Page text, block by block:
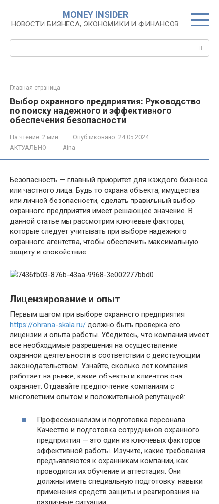
контенту
MONEY INSIDER
НОВОСТИ БИЗНЕСА, ЭКОНОМИКИ И ФИНАНСОВ
Главная страница
Выбор охранного предприятия: Руководство
по поиску надежного и эффективного
обеспечения безопасности
На чтение: 2 мин Опубликовано: 24.05.2024
АКТУАЛЬНО
Aina
Безопасность — главный приоритет для каждого бизнеса
или частного лица. Будь то охрана объекта, имущества
или личной безопасности, сделать правильный выбор
охранного предприятия имеет решающее значение. В
данной статье мы рассмотрим ключевые факторы,
которые следует учитывать при выборе надежного
охранного агентства, чтобы обеспечить максимальную
защиту и спокойствие.
Лицензирование и опыт
Первым шагом при выборе охранного предприятия
https://ohrana-skala.ru/ должно быть проверка его
лицензии и опыта работы. Убедитесь, что компания имеет
все необходимые разрешения на осуществление
охранной деятельности в соответствии с действующим
законодательством. Узнайте, сколько лет компания
работает на рынке, какие объекты и клиентов она
охраняет. Отдавайте предпочтение компаниям с
многолетним опытом и положительной репутацией:
Профессионализм и подготовка персонала.
Качество и подготовка сотрудников охранного
предприятия — это один из ключевых факторов
эффективной работы. Изучите, какие требования
предъявляются к охранникам компании, как
проводится их обучение и аттестация. Они
должны иметь специальную подготовку, навыки
применения средств защиты и реагирования на
различные ситуации.